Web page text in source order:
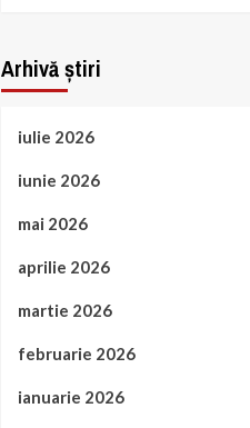
Arhivă știri
iulie 2026
iunie 2026
mai 2026
aprilie 2026
martie 2026
februarie 2026
ianuarie 2026